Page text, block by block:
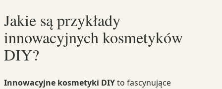
Jakie są przykłady
innowacyjnych kosmetyków
DIY?
Innowacyjne kosmetyki DIYto fascynujące